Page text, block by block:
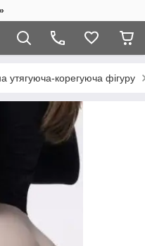
утягуюча-корегуюча фігуру